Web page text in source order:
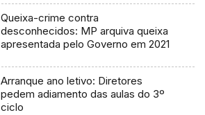
Queixa-crime contra
desconhecidos: MP arquiva queixa
apresentada pelo Governo em 2021
Arranque ano letivo: Diretores
pedem adiamento das aulas do 3º
ciclo